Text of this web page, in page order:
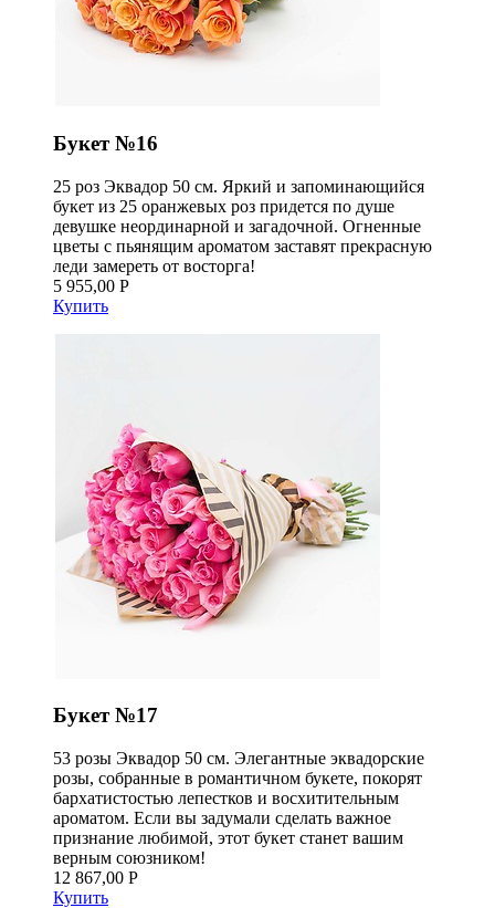
Букет №16
25 роз Эквадор 50 см. Яркий и запоминающийся
букет из 25 оранжевых роз придется по душе
девушке неординарной и загадочной. Огненные
цветы с пьянящим ароматом заставят прекрасную
леди замереть от восторга!
5 955,00 Р
Купить
Букет №17
53 розы Эквадор 50 см. Элегантные эквадорские
розы, собранные в романтичном букете, покорят
бархатистостью лепестков и восхитительным
ароматом. Если вы задумали сделать важное
признание любимой, этот букет станет вашим
верным союзником!
12 867,00 Р
Купить